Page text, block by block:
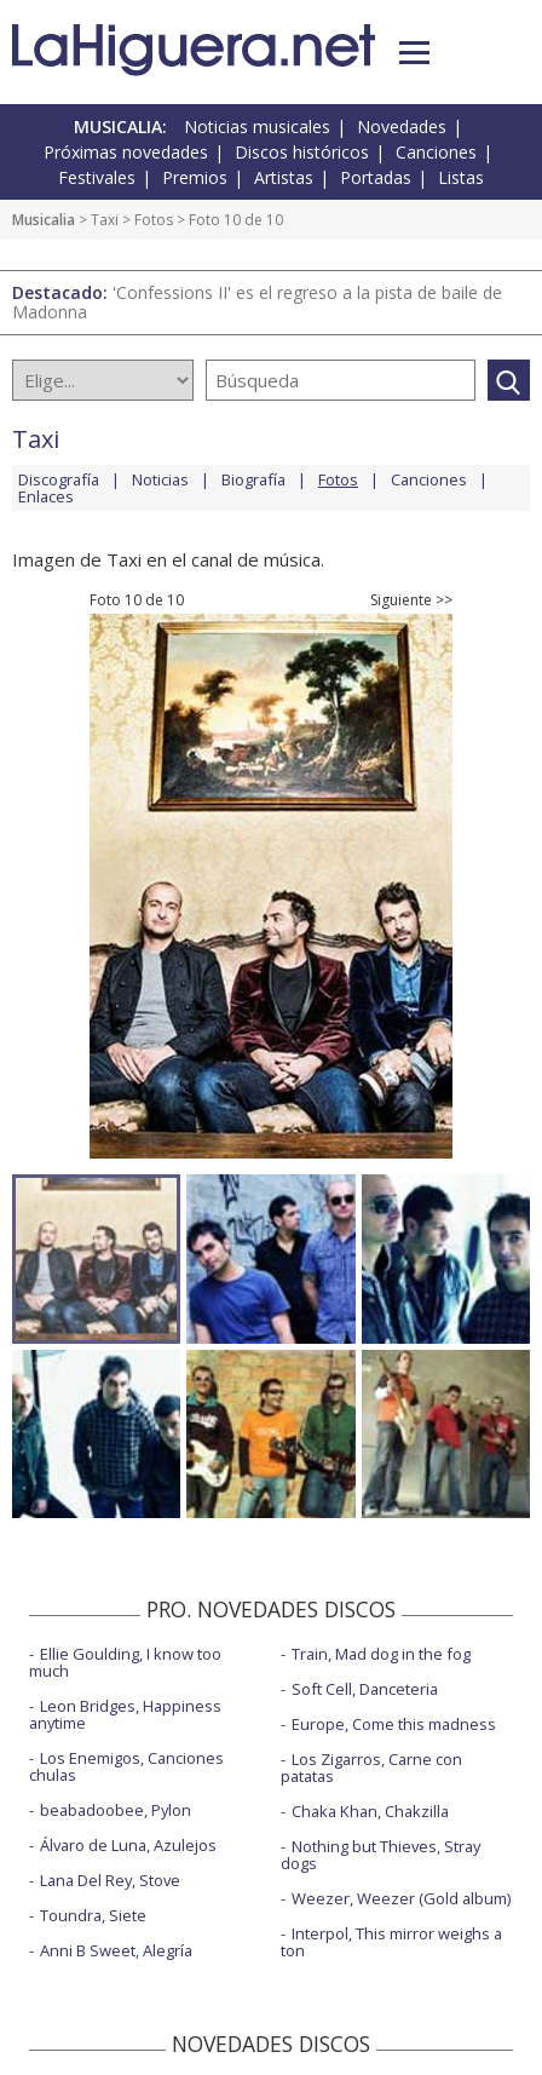
MUSICALIA: Noticias musicales
Novedades
Próximas novedades
Discos históricos
Canciones
Festivales
Premios Artistas Portadas Listas
Musicalia >Taxi > Fotos > Foto 10 de 10
Destacado: 'Confessions II' es el regreso a la pista de baile de
Madonna
Taxi
Discografía Noticias Biografía Fotos Canciones
Enlaces
Imagen de Taxi en el canal de música.
Foto 10 de 10 Siguiente >>
PRO. NOVEDADES DISCOS
Ellie Goulding, I know too
much
Leon Bridges, Happiness
anytime
Los Enemigos, Canciones
chulas
beabadoobee, Pylon
Álvaro de Luna, Azulejos
Lana Del Rey, Stove
Toundra, Siete
Anni B Sweet, Alegría
Train, Mad dog in the fog
Soft Cell, Danceteria
Europe, Come this madness
Los Zigarros, Carne con
patatas
Chaka Khan, Chakzilla
Nothing but Thieves, Stray
dogs
Weezer, Weezer (Gold album)
Interpol, This mirror weighs a
ton
NOVEDADES DISCOS